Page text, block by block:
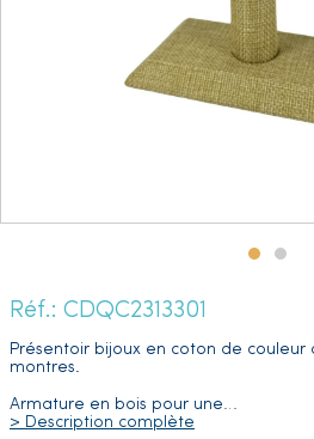
Réf.: CDQC2313301
Présentoir bijoux en coton de
montres.
Armature en bois pour une…
> Description complète